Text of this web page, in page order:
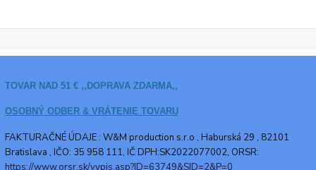
TOVAR NAD 51 € ,,DOPRAVA ZDARMA,,
OSOBNÝ ODBER & VRÁTENIE TOVARU
FAKTURAČNÉ ÚDAJE : W&M production s.r.o , Haburská 29 , 82101
Bratislava , IČO: 35 958 111, IČ DPH:SK2022077002, ORSR:
https://www.orsr.sk/vypis.asp?ID=63749&SID=2&P=0